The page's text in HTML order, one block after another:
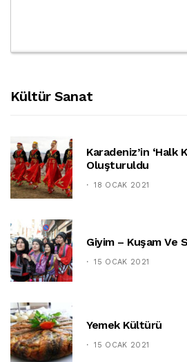
Kültür Sanat
Karadeniz’in ‘halk
Oluşturuldu
18 OCAK 2021
Giyim – Kuşam Ve
15 OCAK 2021
Yemek Kültürü
15 OCAK 2021